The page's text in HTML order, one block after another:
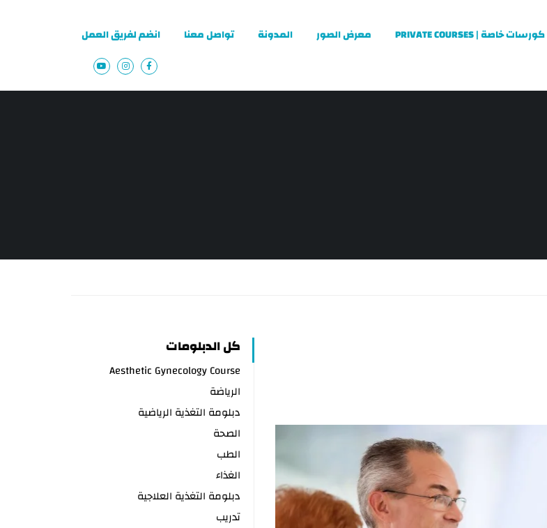
كورسات خاصة | PRIVATE COURSES معرض الصور المدونة تواصل معنا انضم لفريق العمل
كل الدبلومات
Aesthetic Gynecology Course
الرياضة
دبلومة التغذية الرياضية
الصحة
الطب
الغذاء
دبلومة التغذية العلاجية
تدريب